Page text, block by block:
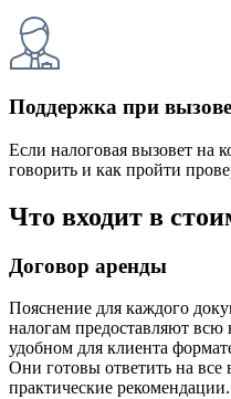
Поддержка при
Если налоговая вызовет
говорить и как пройти
Что входит в
Договор аренды
Пояснение для каждого
налогам предоставляют
удобном для клиента
Они готовы ответить на
практические рекомендации.